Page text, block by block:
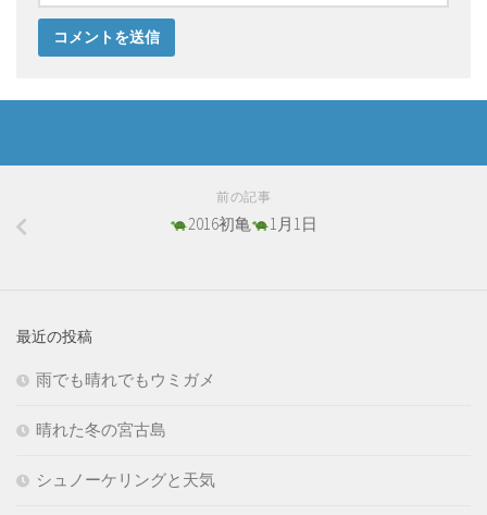
前の記事
2016初亀 1月1日
最近の投稿
雨でも晴れでもウミガメ
晴れた冬の宮古島
シュノーケリングと天気